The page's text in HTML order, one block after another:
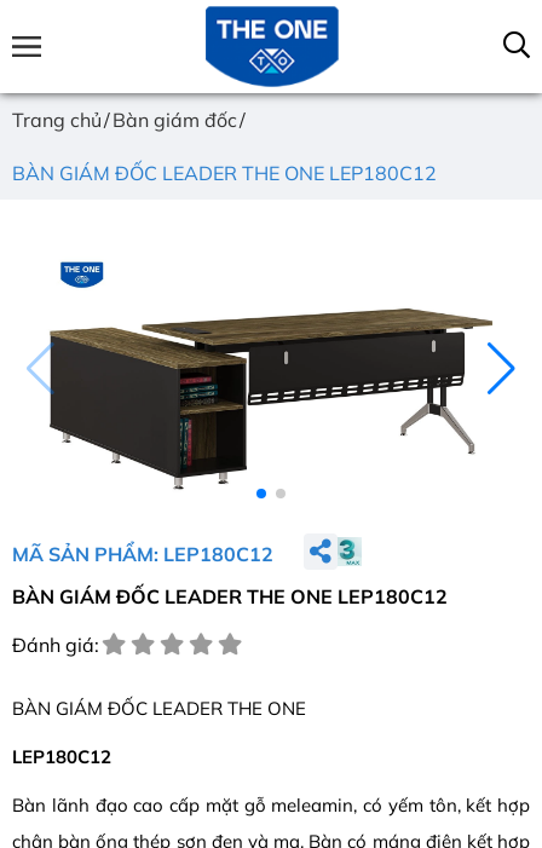
Trang chủ Bàn giám đốc
BÀN GIÁM ĐỐC LEADER THE ONE LEP180C12
MÃ SẢN PHẨM: LEP180C12
BÀN GIÁM ĐỐC LEADER THE ONE LEP180C12
Đánh giá:
BÀN GIÁM ĐỐC LEADER THE ONE
LEP180C12
Bàn lãnh đạo cao cấp mặt gỗ meleamin, có yếm tôn, kết hợp
chân bàn ống thép sơn đen và mạ. Bàn có máng điện kết hợp